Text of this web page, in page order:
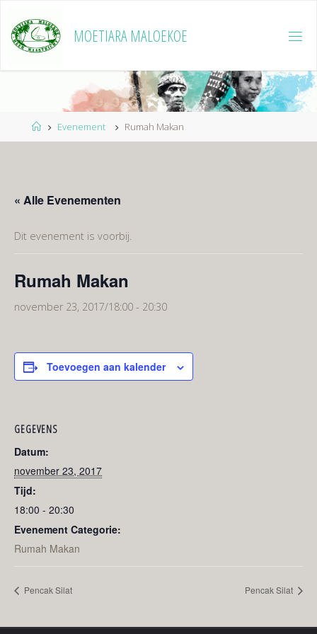
naar
de
MOETIARA MALOEKOE
HomeEvenement Rumah Makan
« Alle Evenementen
Dit evenement is voorbij.
Rumah Makan
november 23, 2017/18:00 - 20:30
Toevoegen aan kalender
GEGEVENS
Datum:
november 23, 2017
Tijd:
18:00 - 20:30
Evenement Categorie:
Rumah Makan
Pencak Silat Pencak Silat